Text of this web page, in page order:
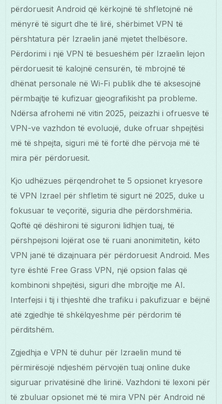
përdoruesit Android që kërkojnë të shfletojnë në
mënyrë të sigurt dhe të lirë, shërbimet VPN të
përshtatura për Izraelin janë mjetet thelbësore.
Përdorimi i një VPN të besueshëm për Izraelin lejon
përdoruesit të kalojnë censurën, të mbrojnë të
dhënat personale në Wi-Fi publik dhe të aksesojnë
përmbajtje të kufizuar gjeografikisht pa probleme.
Ndërsa afrohemi në vitin 2025, peizazhi i ofruesve të
VPN-ve vazhdon të evoluojë, duke ofruar shpejtësi
më të shpejta, siguri më të fortë dhe përvoja më të
mira për përdoruesit.
Kjo udhëzues përqendrohet te 5 opsionet kryesore
të VPN Izrael për shfletim të sigurt në 2025, duke u
fokusuar te veçoritë, siguria dhe përdorshmëria.
Qoftë që dëshironi të siguroni lidhjen tuaj, të
përshpejsoni lojërat ose të ruani anonimitetin, këto
VPN janë të dizajnuara për përdoruesit Android. Mes
tyre është Free Grass VPN, një opsion falas që
kombinoni shpejtësi, siguri dhe mbrojtje me AI.
Interfejsi i tij i thjeshtë dhe trafiku i pakufizuar e bëjnë
atë zgjedhje të shkëlqyeshme për përdorim të
përditshëm.
Zgjedhja e VPN të duhur për Izraelin mund të
përmirësojë ndjeshëm përvojën tuaj online duke
siguruar privatësinë dhe lirinë. Vazhdoni të lexoni për
të zbuluar opsionet më të mira VPN për Android në